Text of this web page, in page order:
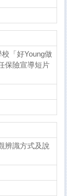
「好Young做
保險宣導短片
辨識方式及說